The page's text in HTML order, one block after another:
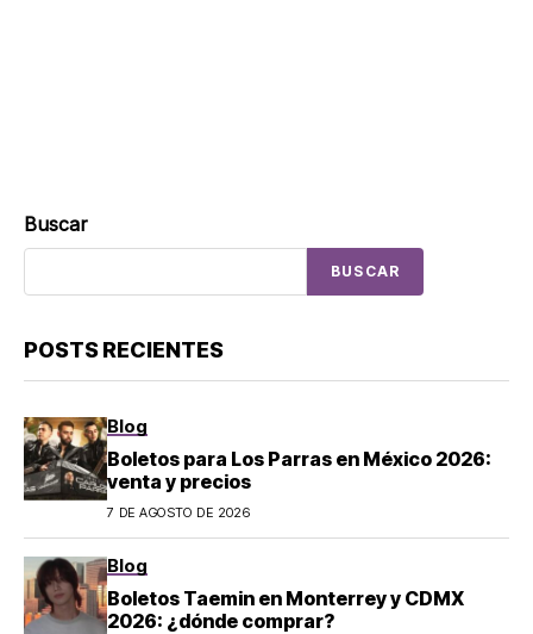
Buscar
BUSCAR
POSTS RECIENTES
Blog
Boletos para Los Parras en México 2026:
venta y precios
7 DE AGOSTO DE 2026
Blog
Boletos Taemin en Monterrey y CDMX
2026: ¿dónde comprar?